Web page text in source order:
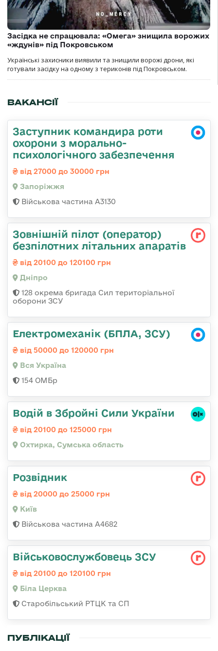
Засідка не спрацювала: «Омега» знищила ворожих
«ждунів» під Покровськом
Українські захисники виявили та знищили ворожі дрони, які
готували засідку на одному з териконів під Покровськом.
ВАКАНСІЇ
Заступник командира роти
охорони з морально-
психологічного забезпечення
від 27000 до 30000 грн
Запоріжжя
Військова частина А3130
Зовнішній пілот (оператор)
безпілотних літальних апаратів
від 20100 до 120100 грн
Дніпро
128 окрема бригада Сил територіальної
оборони ЗСУ
Електромеханік (БПЛА, ЗСУ)
від 50000 до 120000 грн
Вся Україна
154 ОМБр
Водій в Збройні Сили України
від 20100 до 125000 грн
Охтирка, Сумська область
Розвідник
від 20000 до 25000 грн
Київ
Військова частина А4682
Військовослужбовець ЗСУ
від 20100 до 120100 грн
Біла Церква
Старобільський РТЦК та СП
ПУБЛІКАЦІЇ